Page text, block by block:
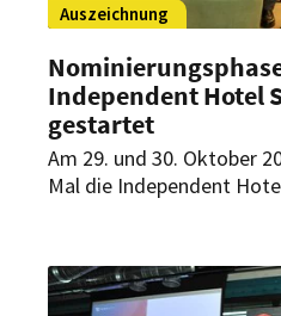
Auszeichnung
Independent Hotel
gestartet
Am 29. und 30. Oktober
Mal die Independent
ausgezeichnet. Jetzt
abgegeben werden.